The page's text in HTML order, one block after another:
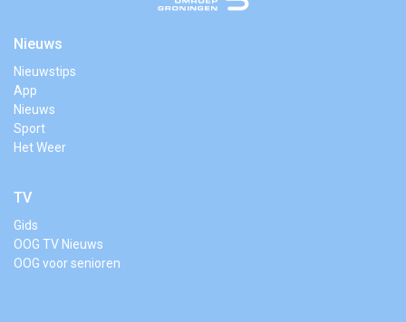
Nieuws
Nieuwstips
App
Nieuws
Sport
Het Weer
TV
Gids
OOG TV Nieuws
OOG voor senioren